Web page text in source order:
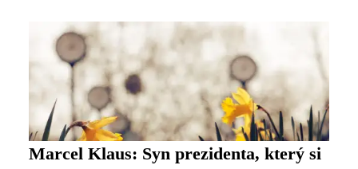
Marcel Klaus: Syn prezidenta, který si